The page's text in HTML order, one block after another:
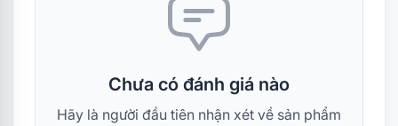
Chưa có đánh giá nào
Hãy là người đầu tiên nhận xét về sản phẩm